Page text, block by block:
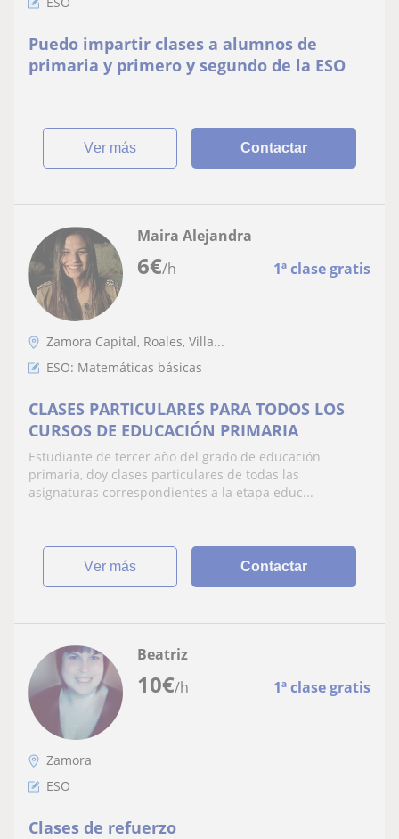
Puedo impartir clases a alumnos de
primaria y primero y segundo de la ESO
ver más Contactar
6€/h 1ª clase gratis
Maira Alejandra
Zamora Capital, Roales, Villa...
ESO: Matemáticas básicas
CLASES PARTICULARES PARA TODOS LOS
CURSOS DE EDUCACIÓN PRIMARIA
Estudiante de tercer año del grado de educación
primaria, doy clases particulares de todas las
asignaturas correspondientes a la etapa educ...
ver más Contactar
10€/h 1ª clase gratis
Beatriz
Zamora
ESO
Clases de refuerzo